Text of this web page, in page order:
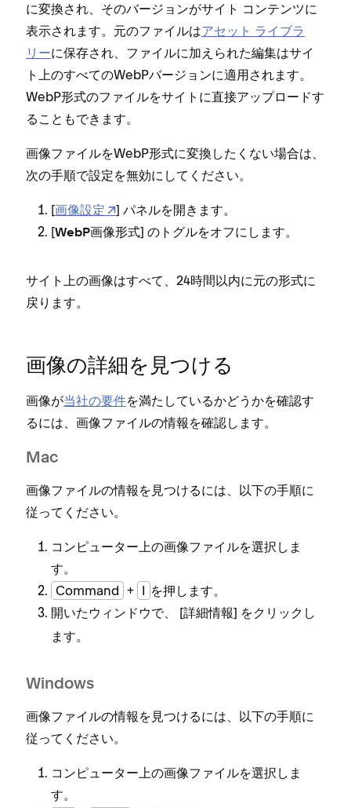
に変換され⁠、そのバ⁠ージ⁠ョンがサイト コンテンツに
表示されます⁠。元のフ⁠ァイルはアセ⁠ット ライブラ
リ⁠ーに保存され⁠、フ⁠ァイルに加えられた編集はサイ
ト上のすべてのWebPバ⁠ージ⁠ョンに適用されます⁠。
WebP形式のフ⁠ァイルをサイトに直接ア⁠ップロ⁠ードす
ることもできます⁠。
画像フ⁠ァイルをWebP形式に変換したくない場合は⁠、
次の手順で設定を無効にしてください⁠。
[⁠画像設定
⁠] パネルを開きます⁠。
[⁠WebP画像形式⁠] のトグルをオフにします⁠。
サイト上の画像はすべて⁠、24時間以内に元の形式に
戻ります⁠。
画像の詳細を見つける
画像が当社の要件を満たしているかどうかを確認す
るには⁠、画像フ⁠ァイルの情報を確認します⁠。
Mac
画像フ⁠ァイルの情報を見つけるには⁠、以下の手順に
従⁠ってください⁠。
コンピ⁠ュ⁠ータ⁠ー上の画像フ⁠ァイルを選択しま
す⁠。
Command + I を押します⁠。
開いたウ⁠ィンドウで⁠、 [⁠詳細情報⁠] をクリ⁠ックし
ます⁠。
Windows
画像フ⁠ァイルの情報を見つけるには⁠、以下の手順に
従⁠ってください⁠。
コンピ⁠ュ⁠ータ⁠ー上の画像フ⁠ァイルを選択しま
す⁠。